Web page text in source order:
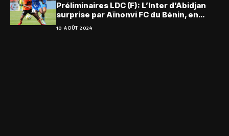
Préliminaires LDC (F): L’Inter d’Abidjan
surprise par Aïnonvi FC du Bénin, en
ouverture
10 AOÛT 2024